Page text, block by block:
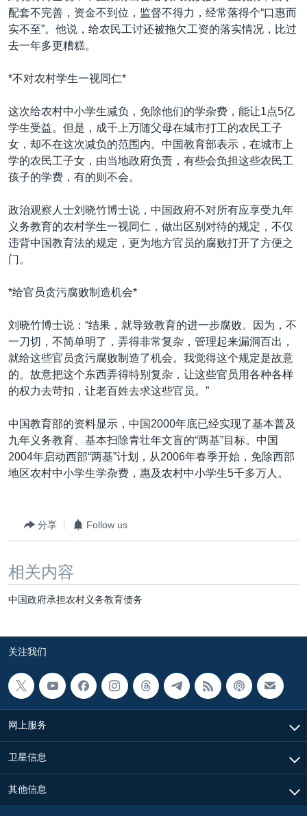
配套不完善，资金不到位，监督不得力，经常落得个“口惠而
实不至”。他说，给农民工讨还被拖欠工资的落实情况，比过
去一年多更糟糕。
*不对农村学生一视同仁*
这次给农村中小学生减负，免除他们的学杂费，能让1点5亿
学生受益。但是，成千上万随父母在城市打工的农民工子
女，却不在这次减负的范围内。中国教育部表示，在城市上
学的农民工子女，由当地政府负责，有些会负担这些农民工
孩子的学费，有的则不会。
政治观察人士刘晓竹博士说，中国政府不对所有应享受九年
义务教育的农村学生一视同仁，做出区别对待的规定，不仅
违背中国教育法的规定，更为地方官员的腐败打开了方便之
门。
*给官员贪污腐败制造机会*
刘晓竹博士说：“结果，就导致教育的进一步腐败。因为，不
一刀切，不简单明了，弄得非常复杂，管理起来漏洞百出，
就给这些官员贪污腐败制造了机会。我觉得这个规定是故意
的。故意把这个东西弄得特别复杂，让这些官员用各种各样
的权力去苛扣，让老百姓去求这些官员。”
中国教育部的资料显示，中国2000年底已经实现了基本普及
九年义务教育、基本扫除青壮年文盲的“两基”目标。中国
2004年启动西部“两基”计划，从2006年春季开始，免除西部
地区农村中小学生学杂费，惠及农村中小学生5千多万人。
分享 Follow us
相关内容
中国政府承担农村义务教育债务
关注我们
网上服务
卫星信息
其他信息